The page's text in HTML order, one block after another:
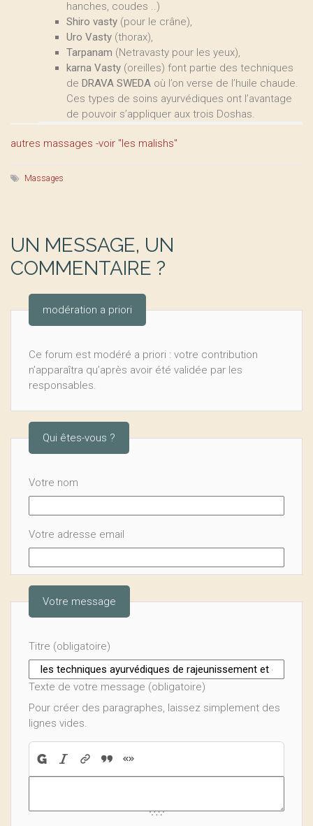
hanches, coudes ..)
Shiro vasty (pour le crâne),
Uro Vasty (thorax),
Tarpanam (Netravasty pour les yeux),
karna Vasty (oreilles) font partie des techniques
de DRAVA SWEDA où l’on verse de l’huile chaude.
Ces types de soins ayurvédiques ont l’avantage
de pouvoir s’appliquer aux trois Doshas.
autres massages -voir "les malishs"
Massages
UN MESSAGE, UN
COMMENTAIRE ?
modération a priori
Ce forum est modéré a priori : votre contribution
n’apparaîtra qu’après avoir été validée par les
responsables.
Qui êtes-vous ?
Votre nom
Votre adresse email
Votre message
Titre (obligatoire)
Texte de votre message (obligatoire)
Pour créer des paragraphes, laissez simplement des
lignes vides.